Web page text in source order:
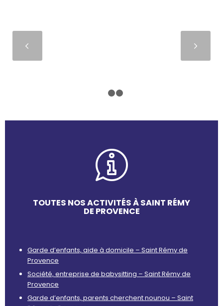
TOUTES NOS ACTIVITÉS À SAINT RÉMY
DE PROVENCE
Garde d’enfants, aide à domicile – Saint Rémy de
Provence
Société, entreprise de babysitting – Saint Rémy de
Provence
Garde d’enfants, parents cherchent nounou – Saint